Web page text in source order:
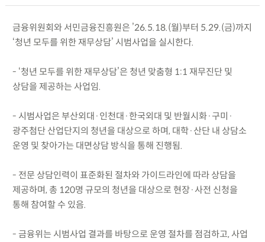
금융위원회와 서민금융진흥원은 ’26.5.18.(월)부터 5.29.(금)까지
‘청년 모두를 위한 재무상담’ 시범사업을 실시한다.
- ‘청년 모두를 위한 재무상담’은 청년 맞춤형 1:1 재무진단 및
상담을 제공하는 사업임.
- 시범사업은 부산외대·인천대·한국외대 및 반월시화·구미·
광주첨단 산업단지의 청년을 대상으로 하며, 대학·산단 내 상담소
운영 및 찾아가는 대면상담 방식을 통해 진행됨.
- 전문 상담인력이 표준화된 절차와 가이드라인에 따라 상담을
제공하며, 총 120명 규모의 청년을 대상으로 현장·사전 신청을
통해 참여할 수 있음.
- 금융위는 시범사업 결과를 바탕으로 운영 절차를 점검하고, 사업